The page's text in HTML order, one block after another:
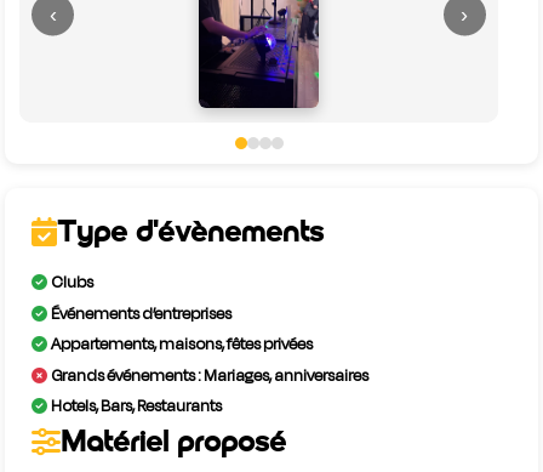
‹ ›
Type d'évènements
Clubs
Événements d’entreprises
Appartements, maisons, fêtes privées
Grands événements : Mariages, anniversaires
Hotels, Bars, Restaurants
Matériel proposé